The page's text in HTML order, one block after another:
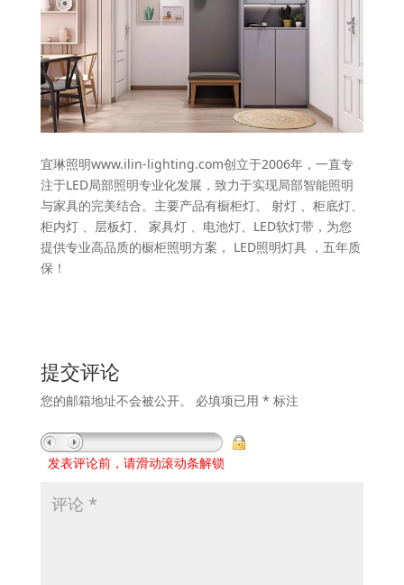
宜琳照明www.ilin-lighting.com创立于2006年，一直专
注于LED局部照明专业化发展，致力于实现局部智能照明
与家具的完美结合。主要产品有橱柜灯、 射灯 、柜底灯、
柜内灯 、层板灯、 家具灯 、电池灯、LED软灯带，为您
提供专业高品质的橱柜照明方案， LED照明灯具 ，五年质
保！
提交评论
您的邮箱地址不会被公开。 必填项已用 * 标注
发表评论前，请滑动滚动条解锁